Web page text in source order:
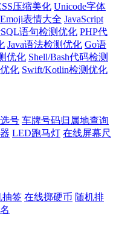
压缩美化 Unicode字体
Emoji表情大全 JavaScript
语句检测优化 PHP代
Java语法检测优化 Go语
优化 Shell/Bash代码检测
化 Swift/Kotlin检测优化
号 车牌号码归属地查询
LED跑马灯 在线屏幕尺
抽签 在线掷硬币 随机排